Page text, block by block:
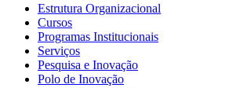
Estrutura Organizacional
Cursos
Programas Institucionais
Serviços
Pesquisa e Inovação
Polo de Inovação